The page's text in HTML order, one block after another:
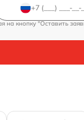
на кнопку "Оставить